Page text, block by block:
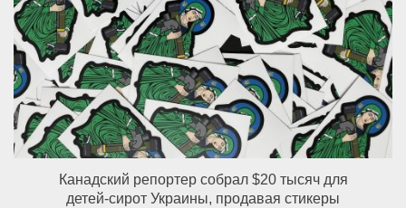
Канадский репортер собрал $20 тысяч для
детей-сирот Украины, продавая стикеры